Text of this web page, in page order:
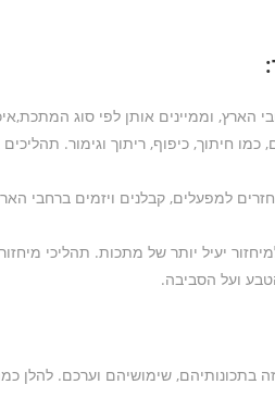
הארץ, וממיינים אותן לפי סוג
כמו חיתוך, כיפוף, ריתוך וגימור.
למפעלים, קבלנים ויזמים ברחבי
יעיל יותר של מתכות. תהליכי
ועל הסביבה.
בתכונותיהם, שימושיהם וערכם. להלן